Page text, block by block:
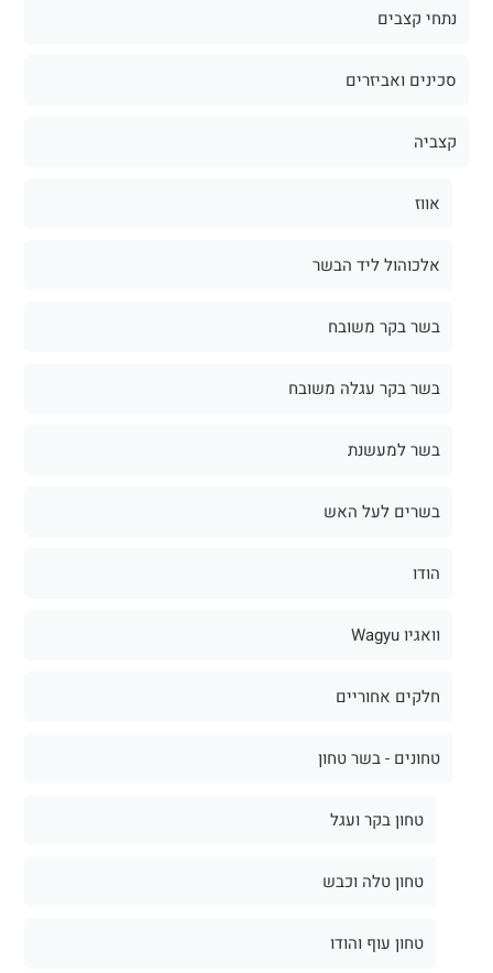
נתחי קצבים
סכינים ואביזרים
קצביה
אווז
אלכוהול ליד הבשר
בשר בקר משובח
בשר בקר עגלה משובח
בשר למעשנת
בשרים לעל האש
הודו
וואגיו Wagyu
חלקים אחוריים
טחונים - בשר טחון
טחון בקר ועגל
טחון טלה וכבש
טחון עוף והודו